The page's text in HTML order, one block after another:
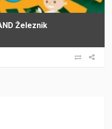
Železnik